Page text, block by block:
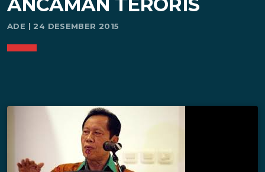
ADE | 24 DESEMBER 2015